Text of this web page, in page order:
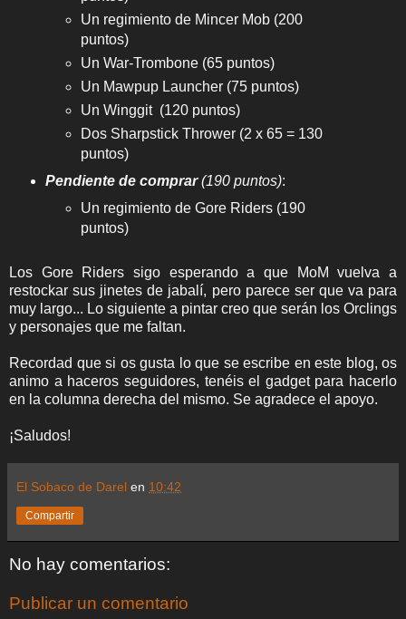
Un regimiento de Mincer Mob (200
puntos)
Un War-Trombone (65 puntos)
Un Mawpup Launcher (75 puntos)
Un Winggit (120 puntos)
Dos Sharpstick Thrower (2 x 65 = 130
puntos)
Pendiente de comprar(190 puntos):
Un regimiento de Gore Riders (190
puntos)
Los Gore Riders sigo esperando a que MoM vuelva a
restockar sus jinetes de jabalí, pero parece ser que va para
muy largo... Lo siguiente a pintar creo que serán los Orclings
y personajes que me faltan.
Recordad que si os gusta lo que se escribe en este blog, os
animo a haceros seguidores, tenéis el gadget para hacerlo
en la columna derecha del mismo. Se agradece el apoyo.
¡Saludos!
El Sobaco de Darel en 10:42
Compartir
No hay comentarios:
Publicar un comentario